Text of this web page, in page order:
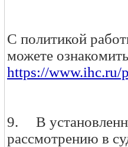
С политикой
можете
https://www.ihc.ru/
9. В
рассмотрению в